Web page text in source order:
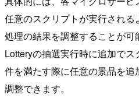
任意のスクリプトが実行され
処理の結果を調整することが
Lotteryの抽選実行時に追加で
件を満たす際に任意の景品を
調整できます。